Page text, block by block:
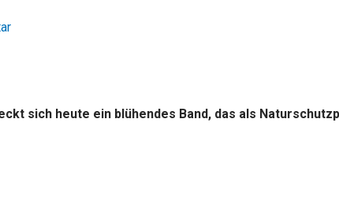
sich heute ein blühendes Band, das als